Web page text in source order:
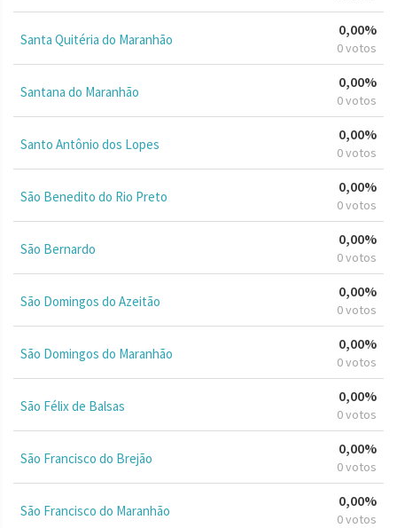
Santa Quitéria do Maranhão
0,00%
0 votos
Santana do Maranhão
0,00%
0 votos
Santo Antônio dos Lopes
0,00%
0 votos
São Benedito do Rio Preto
0,00%
0 votos
São Bernardo
0,00%
0 votos
São Domingos do Azeitão
0,00%
0 votos
São Domingos do Maranhão
0,00%
0 votos
São Félix de Balsas
0,00%
0 votos
São Francisco do Brejão
0,00%
0 votos
São Francisco do Maranhão
0,00%
0 votos